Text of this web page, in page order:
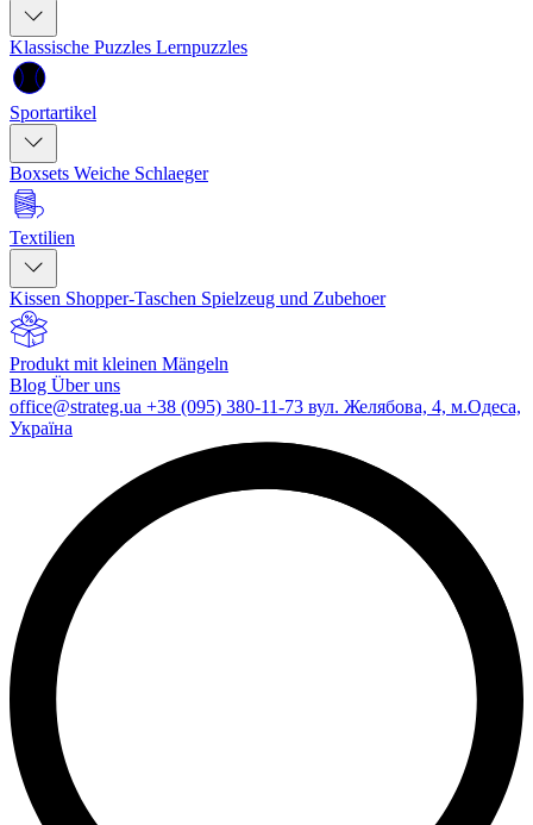
Klassische Puzzles Lernpuzzles
Sportartikel
Boxsets Weiche Schlaeger
Textilien
Kissen Shopper-Taschen Spielzeug und Zubehoer
Produkt mit kleinen Mängeln
Blog Über uns
office@strateg.ua +38 (095) 380-11-73 вул. Желябова, 4, м.Одеса,
Україна